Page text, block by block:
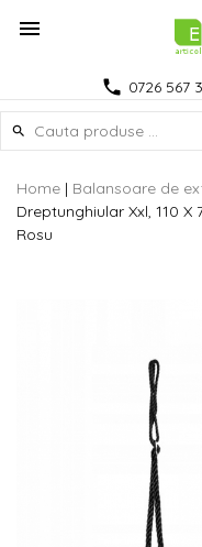
0726 567
Home | Balansoare de
Dreptunghiular Xxl, 110 X
Rosu